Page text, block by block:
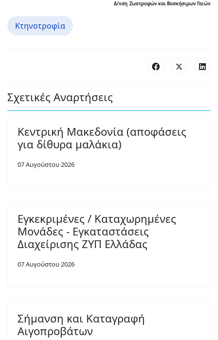
Δ/νση Ζωοτροφών και Βοσκήσιμων Γαιών
Κτηνοτροφία
Σχετικές Αναρτήσεις
Κεντρική Μακεδονία (αποφάσεις
για δίθυρα μαλάκια)
07 Αυγούστου 2026
Εγκεκριμένες / Καταχωρημένες
Μονάδες - Εγκαταστάσεις
Διαχείρισης ΖΥΠ Ελλάδας
07 Αυγούστου 2026
Σήμανση και Καταγραφή
Αιγοπροβάτων